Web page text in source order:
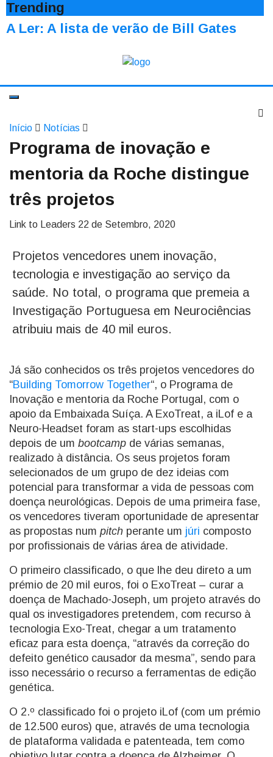
Trending
A Ler: A lista de verão de Bill Gates
Início Notícias
Programa de inovação e
mentoria da Roche distingue
três projetos
Link to Leaders 22 de Setembro, 2020
Projetos vencedores unem inovação,
tecnologia e investigação ao serviço da
saúde. No total, o programa que premeia a
Investigação Portuguesa em Neurociências
atribuiu mais de 40 mil euros.
Já são conhecidos os três projetos vencedores do
“Building Tomorrow Together“, o Programa de
Inovação e mentoria da Roche Portugal, com o
apoio da Embaixada Suíça. A ExoTreat, a iLof e a
Neuro-Headset foram as start-ups escolhidas
depois de um bootcamp de várias semanas,
realizado à distância. Os seus projetos foram
selecionados de um grupo de dez ideias com
potencial para transformar a vida de pessoas com
doença neurológicas. Depois de uma primeira fase,
os vencedores tiveram oportunidade de apresentar
as propostas num pitch perante um júri composto
por profissionais de várias área de atividade.
O primeiro classificado, o que lhe deu direto a um
prémio de 20 mil euros, foi o ExoTreat – curar a
doença de Machado-Joseph, um projeto através do
qual os investigadores pretendem, com recurso à
tecnologia Exo-Treat, chegar a um tratamento
eficaz para esta doença, “através da correção do
defeito genético causador da mesma”, sendo para
isso necessário o recurso a ferramentas de edição
genética.
O 2.º classificado foi o projeto iLof (com um prémio
de 12.500 euros) que, através de uma tecnologia
de plataforma validada e patenteada, tem como